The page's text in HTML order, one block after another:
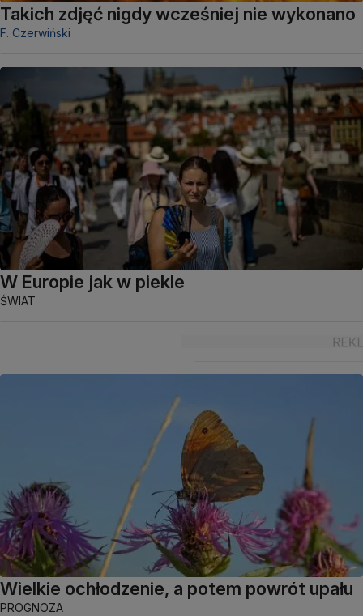
Takich zdjęć nigdy wcześniej nie wykonano
F. Czerwiński
W Europie jak w piekle
ŚWIAT
Wielkie ochłodzenie, a potem powrót upału
PROGNOZA